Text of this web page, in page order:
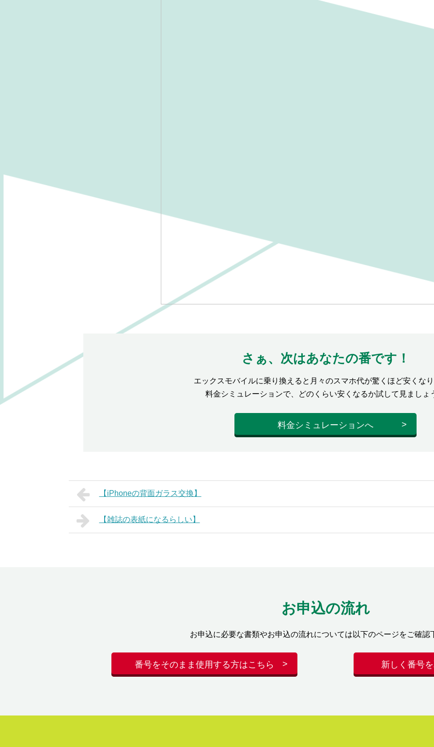
さぁ、次はあなたの番です！
エックスモバイルに乗り換えると月々のスマホ代が驚くほど安くな
料金シミュレーションで、どのくらい安くなるか試して見ましょ
料金シミュレーションへ
【iPhoneの背面ガラス交換】
【雑誌の表紙になるらしい】
お申込の流れ
お申込に必要な書類やお申込の流れについては以下のページをご確認
番号をそのまま使用する方はこちら 新しく番号